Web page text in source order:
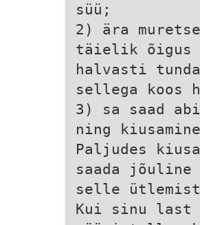
süü;
2) ära
täielik õigus
halvasti
sellega koos
3) sa saad
ning
Paljudes
saada jõuline
selle ütlemist
Kui sinu